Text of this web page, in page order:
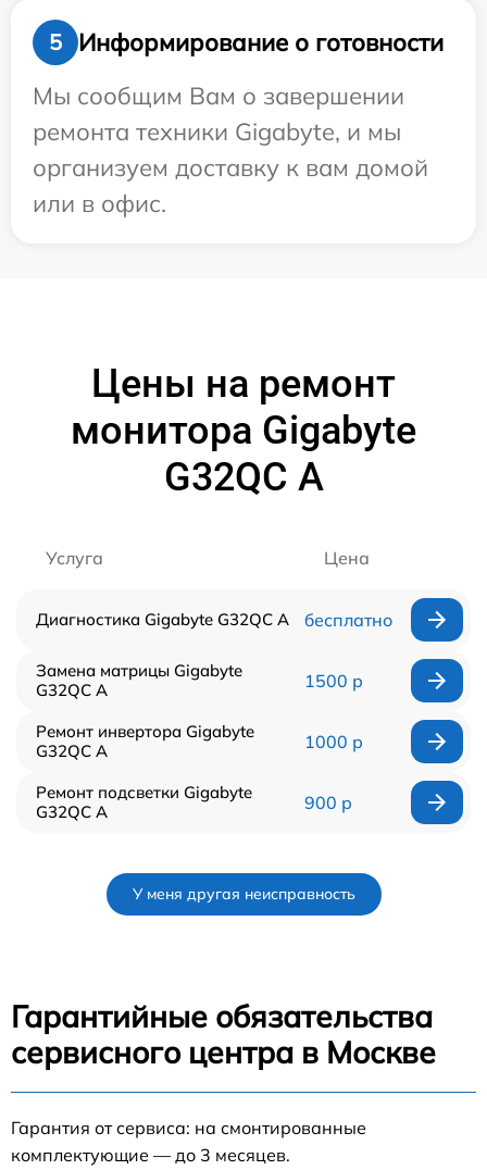
5
Информирование о готовности
Мы сообщим Вам о завершении
ремонта техники Gigabyte, и мы
организуем доставку к вам домой
или в офис.
Цены на ремонт
монитора Gigabyte
G32QC A
Услуга Цена
Диагностика Gigabyte G32QC A бесплатно
Замена матрицы Gigabyte
G32QC A
1500 р
Ремонт инвертора Gigabyte
G32QC A
1000 р
Ремонт подсветки Gigabyte
G32QC A
900 р
У меня другая неисправность
Гарантийные обязательства
сервисного центра в Москве
Гарантия от сервиса: на смонтированные
комплектующие — до 3 месяцев.